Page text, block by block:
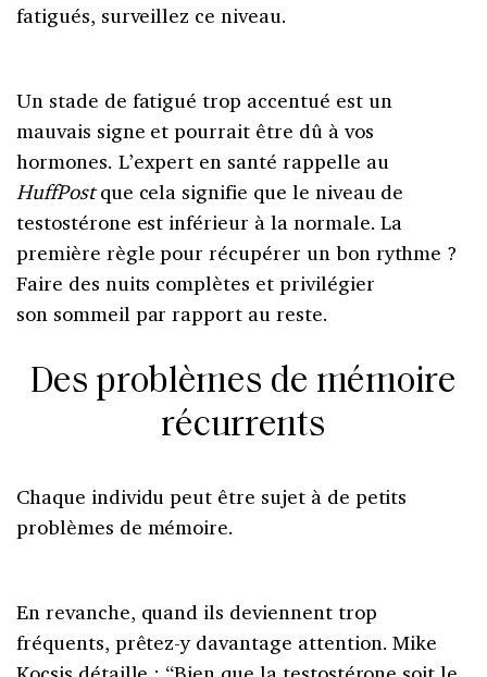
fatigués, surveillez ce niveau.
Un stade de fatigué trop accentué est un
mauvais signe et pourrait être dû à vos
hormones. L’expert en santé rappelle au
HuffPostque cela signifie que le niveau de
testostérone est inférieur à la normale. La
première règle pour récupérer un bon rythme ?
Faire des nuits complètes et privilégier
son sommeil par rapport au reste.
Des problèmes de mémoire
récurrents
Chaque individu peut être sujet à de petits
problèmes de mémoire.
En revanche, quand ils deviennent trop
fréquents, prêtez-y davantage attention. Mike